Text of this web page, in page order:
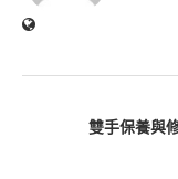
雙手保養與